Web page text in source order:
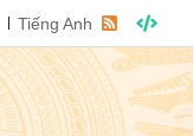
Tiếng Anh